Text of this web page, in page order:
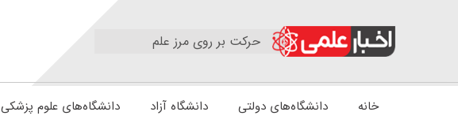
حرکت بر روی مرز علم
خانه دانشگاه‌های دولتی دانشگاه آزاد دانشگاه‌های علوم پزشکی